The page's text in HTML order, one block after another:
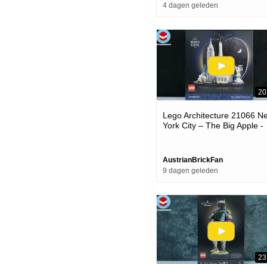
4 dagen geleden
Lego Architecture 21066
York City – The Big Apple -
AustrianBrickFan
9 dagen geleden